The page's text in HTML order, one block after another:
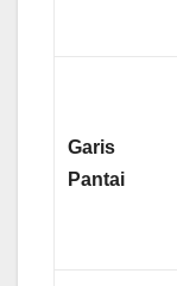
Garis
Pantai